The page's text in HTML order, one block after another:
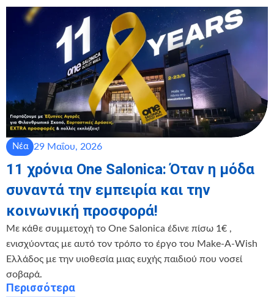
Νέα 29 Μαΐου, 2026
11 χρόνια One Salonica: Όταν η μόδα
συναντά την εμπειρία και την
κοινωνική προσφορά!
Με κάθε συμμετοχή το One Salonica έδινε πίσω 1€ ,
ενισχύοντας με αυτό τον τρόπο το έργο του Make-A-Wish
Ελλάδος με την υιοθεσία μιας ευχής παιδιού που νοσεί
σοβαρά.
Περισσότερα